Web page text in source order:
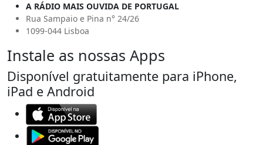
A RÁDIO MAIS OUVIDA DE PORTUGAL
Rua Sampaio e Pina n° 24/26
1099-044 Lisboa
Instale as nossas Apps
Disponível gratuitamente para iPhone,
iPad e Android